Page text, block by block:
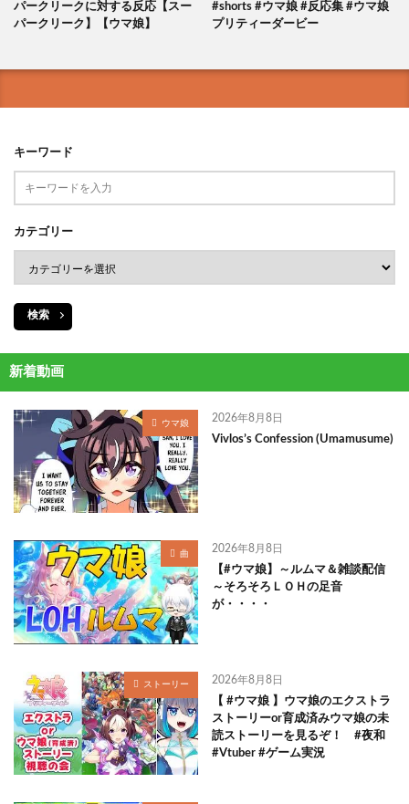
パークリークに対する反応【スー
パークリーク】【ウマ娘】
#shorts #ウマ娘 #反応集 #ウマ娘
プリティーダービー
キーワード
カテゴリー
検索
新着動画
ウマ娘 2026年8月8日
Vivlos’s Confession (Umamusume)
曲 2026年8月8日
【#ウマ娘】～ルムマ＆雑談配信
～そろそろＬＯＨの足音
が・・・・
ストーリー 2026年8月8日
【 #ウマ娘 】ウマ娘のエクストラ
ストーリーor育成済みウマ娘の未
読ストーリーを見るぞ！ #夜和
#Vtuber #ゲーム実況